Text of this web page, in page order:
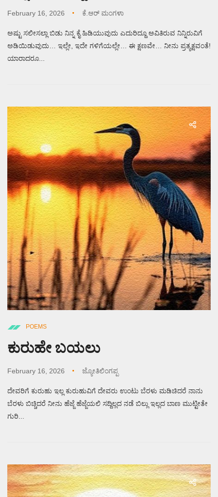
February 16, 2026 ಕೆ.ಆರ್ ಮಂಗಳಾ
ಅಷ್ಟು ಸಲೀಸಲ್ಲಾ ಬಿಡು ನಿನ್ನ ಕೈ ಹಿಡಿಯುವುದು ಎದುರಿದ್ದೂ ಅವಿತಿರುವ ನಿನ್ನಿರುವಿಗೆ
ಅಡಿಯಿಡುವುದು… ಇಲ್ಲೇ, ಇದೇ ಗಳಿಗೆಯಲ್ಲೇ… ಈ ಕ್ಷಣವೇ… ನೀನು ಪ್ರತ್ಯಕ್ಷವಂತೆ!
ಯಾರಾದರೂ...
POEMS
ಕುರುಹೇ ಬಯಲು
February 16, 2026 ಜ್ಯೋತಿಲಿಂಗಪ್ಪ
ದೇವರಿಗೆ ಕುರುಹು ಇಲ್ಲ ಕುರುಹುವಿಗೆ ದೇವರು ಉಂಟು ಬೆರಳು ಮಡಿಚಿದರೆ ನಾನು
ಬೆರಳು ಬಿಚ್ಚಿದರೆ ನೀನು ಹೆಜ್ಜೆ ಹೆಜ್ಜೆಯಲಿ ಸದ್ದಿಲ್ಲದ ನಡೆ ಬಿಲ್ಲು ಇಲ್ಲದ ಬಾಣ ಮುಟ್ಟೀತೇ
ಗುರಿ...